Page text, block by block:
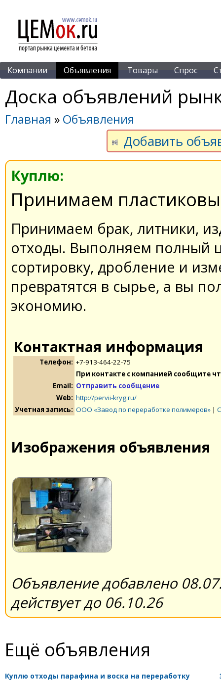
Компании Объявления Товары Спрос
Доска объявлений
Главная » Объявления
Добавить
Куплю:
Принимаем
Принимаем брак, литники,
отходы. Выполняем полный
сортировку, дробление и
превратятся в сырье, а вы
экономию.
Контактная информация
Телефон: +7-913-464-22-75
При контакте с компанией сообщите
Email: Отправить сообщение
Web: http://pervii-kryg.ru/
Учетная запись: ООО «Завод по переработке полимеров» |
Изображения объявления
Объявление добавлено
действует до 06.10.26
Ещё объявления
Куплю отходы парафина и воска на переработку